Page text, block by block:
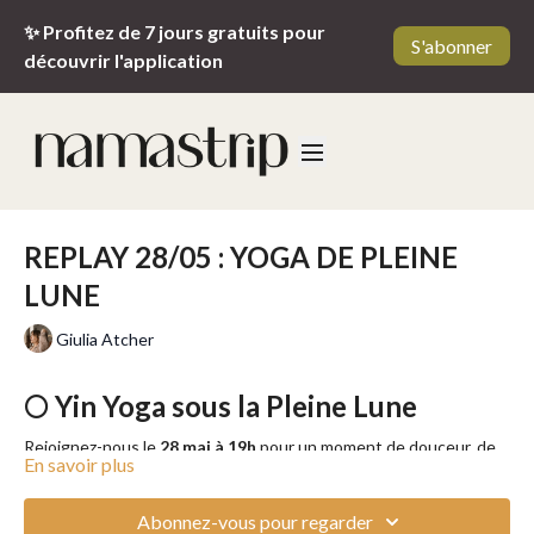
✨ Profitez de 7 jours gratuits pour
découvrir l'application
S'abonner
REPLAY 28/05 : YOGA DE PLEINE
LUNE
Giulia Atcher
🌕Yin Yoga sous la Pleine Lune
Rejoignez-nous le 28 mai à 19h pour un moment de douceur, de
lenteur et de profonde reconnexion à vous-même, lors d’un live
deYin Yoga guidé par Giulia, spécialement conçu pour
accompagner les énergies de la pleine lune.
En savoir plus
Abonnez-vous pour regarder